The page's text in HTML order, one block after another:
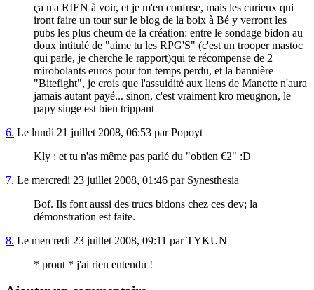
ça n'a RIEN à voir, et je m'en confuse, mais les curieux qui
iront faire un tour sur le blog de la boix à Bé y verront les
pubs les plus cheum de la création: entre le sondage bidon au
doux intitulé de "aime tu les RPG'S" (c'est un trooper mastoc
qui parle, je cherche le rapport)qui te récompense de 2
mirobolants euros pour ton temps perdu, et la bannière
"Bitefight", je crois que l'assuidité aux liens de Manette n'aura
jamais autant payé... sinon, c'est vraiment kro meugnon, le
papy singe est bien trippant
6. Le lundi 21 juillet 2008, 06:53 par Popoyt
Kly : et tu n'as même pas parlé du "obtien €2" :D
7. Le mercredi 23 juillet 2008, 01:46 par Synesthesia
Bof. Ils font aussi des trucs bidons chez ces dev; la
démonstration est faite.
8. Le mercredi 23 juillet 2008, 09:11 par TYKUN
* prout * j'ai rien entendu !